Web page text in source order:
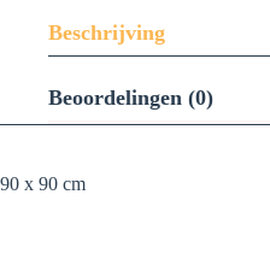
Beschrijving
Beoordelingen (0)
90 x 90 cm